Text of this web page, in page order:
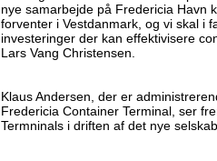
nye samarbejde på Fredericia Havn
forventer i Vestdanmark, og vi skal i
investeringer der kan effektivisere
Lars Vang Christensen.
Klaus Andersen, der er
Fredericia Container Terminal, ser
Termninals i driften af det nye